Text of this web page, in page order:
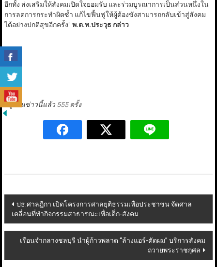
อีกทั้ง ส่งเสริมให้สังคมเปิดใจยอมรับ และร่วมบูรณาการเป็นส่วนหนึ่งใน
การลดการกระทำผิดซ้ำ แก้ไขฟื้นฟูให้ผู้ต้องขังสามารถกลับเข้าสู่สังคม
ได้อย่างปกติสุขอีกครั้ง” พ.ต.ท.ประวุธ กล่าว
มีผู้อ่านข่าวนี้แล้ว 555 ครั้ง
Post
navigation
ปธ.ศาลฎีกา เปิดโครงการศาลยุติธรรมเพื่อประชาชน จัดศาล
เคลื่อนที่ทำกิจกรรมสาธารณะเพื่อเด็ก-สังคม
เรือนจำกลางชลบุรี นำผู้ก้าวพลาด “ล้างแอร์-ตัดผม” บริการสังคม
ถวายพระราชกุศล